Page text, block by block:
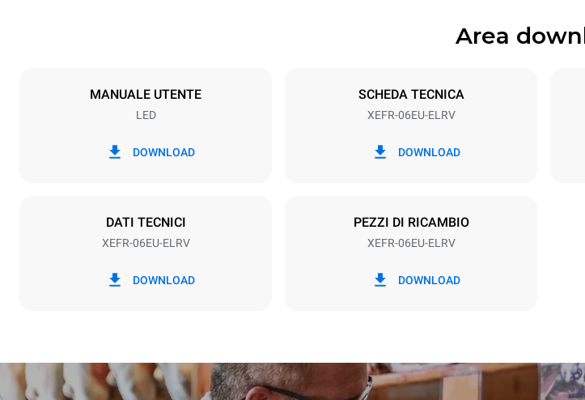
380-415V 3N~ / 220-240V 3~
Area
MANUALE UTENTE
LED
DOWNLOAD
SCHEDA TECNICA
XEFR-06EU-ELRV
DOWNLOAD
DATI TECNICI
XEFR-06EU-ELRV
DOWNLOAD
PEZZI DI RICAMBIO
XEFR-06EU-ELRV
DOWNLOAD